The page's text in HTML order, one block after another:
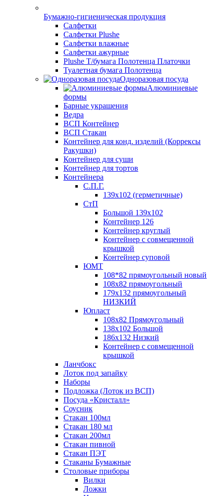
Бумажно-гигиеническая продукция
Салфетки
Салфетки Plushe
Салфетки влажные
Салфетки ажурные
Plushe Т/бумага Полотенца Платочки
Туалетная бумага Полотенца
Одноразовая посуда
Алюминиевые
формы
Барные украшения
Ведра
ВСП Контейнер
ВСП Стакан
Контейнер для конд. изделий (Коррексы
Ракушки)
Контейнер для суши
Контейнер для тортов
Контейнера
С.П.Г.
139х102 (герметичные)
СтП
Большой 139х102
Контейнер 126
Контейнер круглый
Контейнер с совмещенной
крышкой
Контейнер суповой
ЮМТ
108*82 прямоугольный новый
108х82 прямоугольный
179х132 прямоугольный
НИЗКИЙ
Юпласт
108х82 Прямоугольный
138х102 Большой
186х132 Низкий
Контейнер с совмещенной
крышкой
Ланчбокс
Лоток под запайку
Наборы
Подложка (Лоток из ВСП)
Посуда «Кристалл»
Соусник
Стакан 100мл
Стакан 180 мл
Стакан 200мл
Стакан пивной
Стакан ПЭТ
Стаканы Бумажные
Столовые приборы
Вилки
Ложки